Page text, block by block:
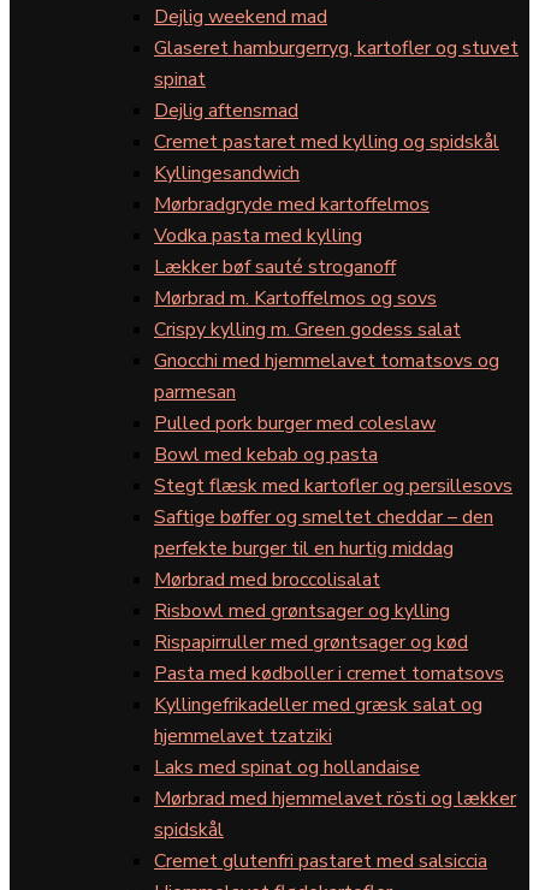
Dejlig weekend mad
Glaseret hamburgerryg, kartofler og stuvet
spinat
Dejlig aftensmad
Cremet pastaret med kylling og spidskål
Kyllingesandwich
Mørbradgryde med kartoffelmos
Vodka pasta med kylling
Lækker bøf sauté stroganoff
Mørbrad m. Kartoffelmos og sovs
Crispy kylling m. Green godess salat
Gnocchi med hjemmelavet tomatsovs og
parmesan
Pulled pork burger med coleslaw
Bowl med kebab og pasta
Stegt flæsk med kartofler og persillesovs
Saftige bøffer og smeltet cheddar – den
perfekte burger til en hurtig middag
Mørbrad med broccolisalat
Risbowl med grøntsager og kylling
Rispapirruller med grøntsager og kød
Pasta med kødboller i cremet tomatsovs
Kyllingefrikadeller med græsk salat og
hjemmelavet tzatziki
Laks med spinat og hollandaise
Mørbrad med hjemmelavet rösti og lækker
spidskål
Cremet glutenfri pastaret med salsiccia